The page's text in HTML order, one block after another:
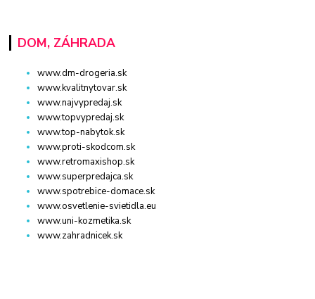
DOM, ZÁHRADA
www.dm-drogeria.sk
www.kvalitnytovar.sk
www.najvypredaj.sk
www.topvypredaj.sk
www.top-nabytok.sk
www.proti-skodcom.sk
www.retromaxishop.sk
www.superpredajca.sk
www.spotrebice-domace.sk
www.osvetlenie-svietidla.eu
www.uni-kozmetika.sk
www.zahradnicek.sk